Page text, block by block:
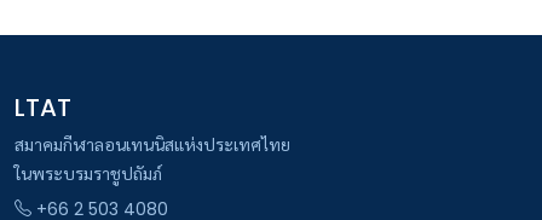
LTAT
สมาคมกีฬาลอนเทนนิสแห่งประเทศไทย
ในพระบรมราชูปถัมภ์
+66 2 503 4080